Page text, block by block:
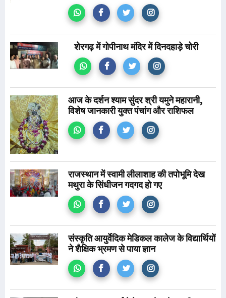
शेरगढ़ में गोपीनाथ मंदिर में दिनदहाड़े चोरी
आज के दर्शन श्याम सुंदर श्री यमुने महारानी,
विशेष जानकारी युक्त पंचांग और राशिफल
राजस्थान में स्वामी लीलाशाह की तपोभूमि देख
मथुरा के सिंधीजन गदगद हो गए
संस्कृति आयुर्वेदिक मेडिकल कालेज के विद्यार्थियों
ने शैक्षिक भ्रमण से पाया ज्ञान